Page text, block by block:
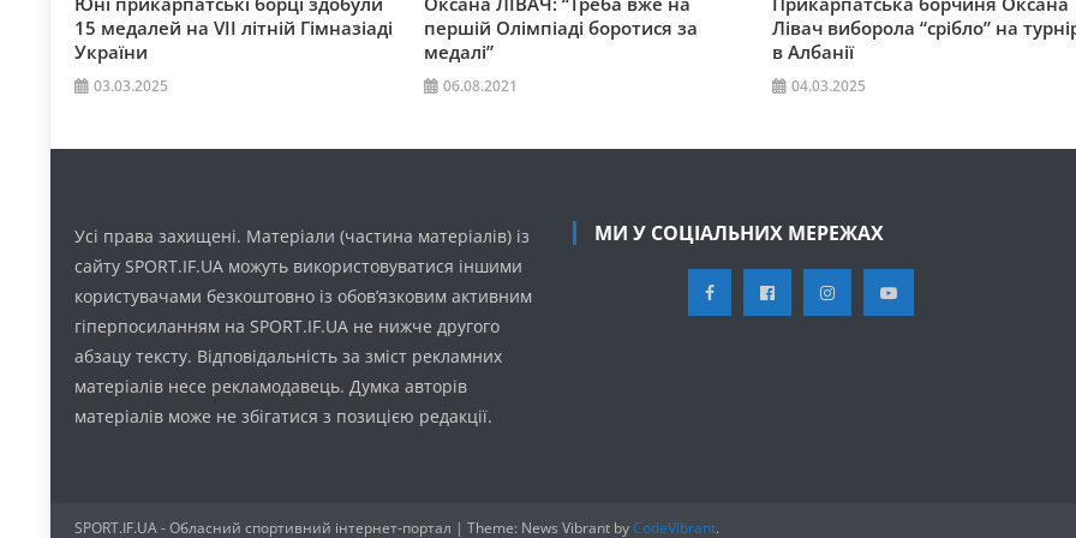
15 медалей на VII літній Гімназіаді
України
03.03.2025
першій Олімпіаді боротися за
медалі”
06.08.2021
Лівач виборола “срібло” на
в Албанії
04.03.2025
Усі права захищені. Матеріали (частина матеріалів) із
сайту SPORT.IF.UA можуть використовуватися іншими
користувачами безкоштовно із обов’язковим активним
гіперпосиланням на SPORT.IF.UA не нижче другого
абзацу тексту. Відповідальність за зміст рекламних
матеріалів несе рекламодавець. Думка авторів
матеріалів може не збігатися з позицією редакції.
МИ У СОЦІАЛЬНИХ МЕРЕЖАХ
SPORT.IF.UA - Обласний спортивний інтернет-портал | Theme: News Vibrant byCodeVibrant.